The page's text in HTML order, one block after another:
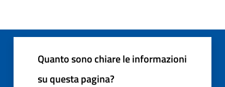
Quanto sono chiare le informazioni
su questa pagina?